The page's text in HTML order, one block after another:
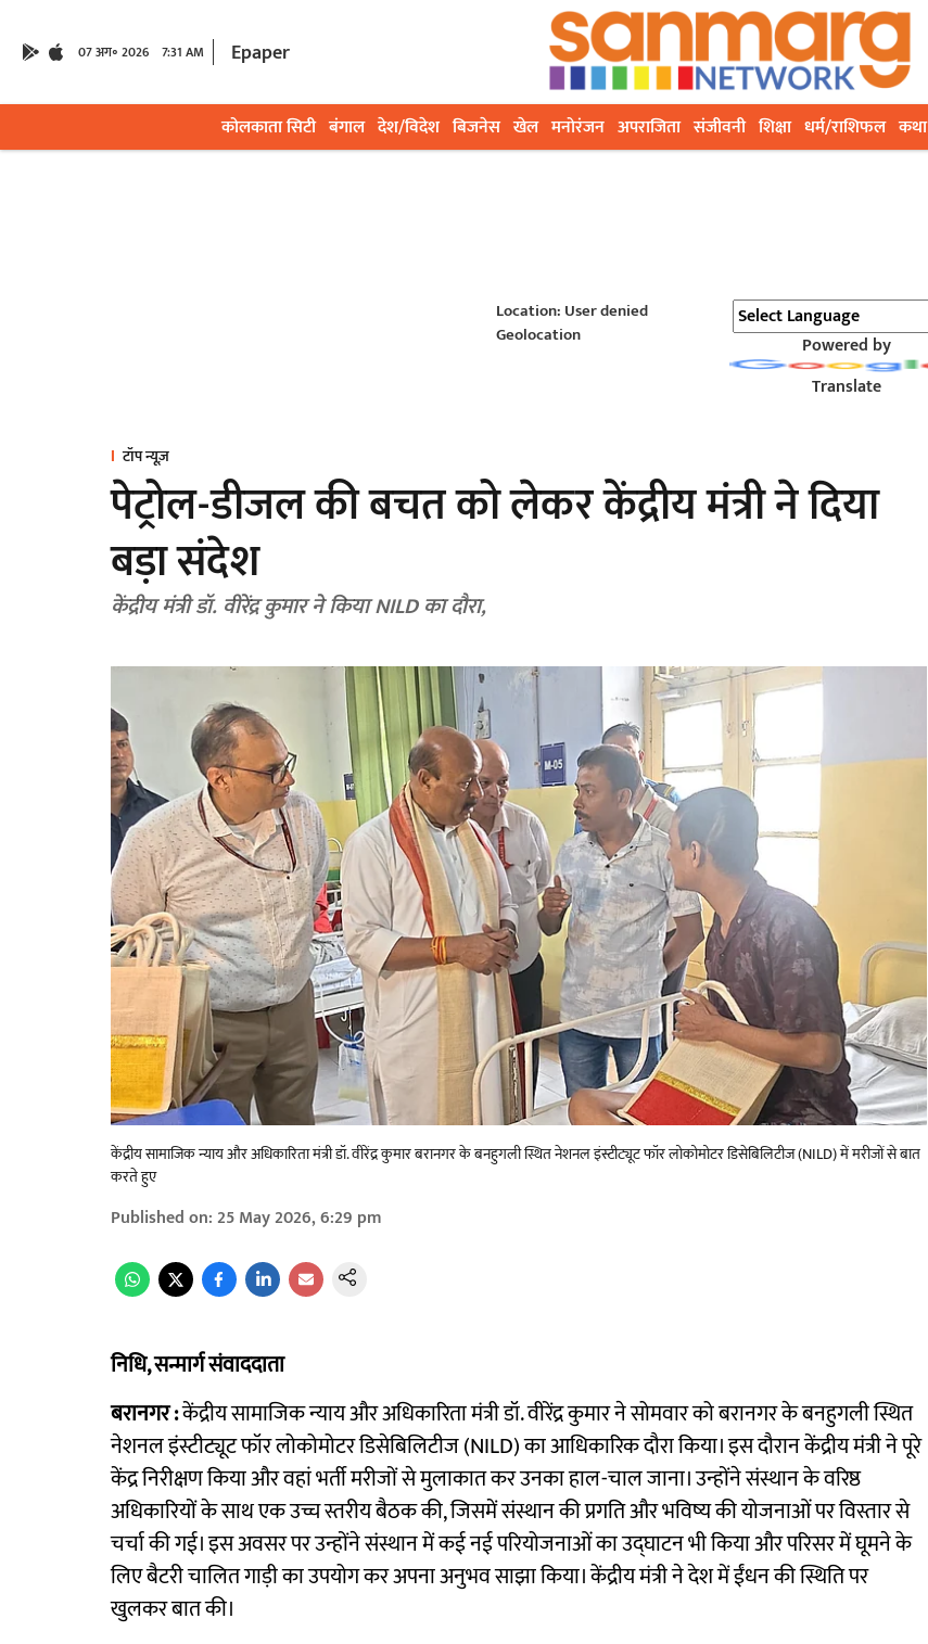
07 अग॰ 2026 7:31 AM Epaper
कोलकाता सिटी बंगाल देश/विदेश बिजनेस खेल मनोरंजन अपराजिता संजीवनी शिक्षा धर्म/राशिफल कथा
Location: User denied
Geolocation
Powered by
Translate
टॉप न्यूज़
पेट्रोल-डीजल की बचत को लेकर केंद्रीय मंत्री ने दिया
बड़ा संदेश
केंद्रीय मंत्री डॉ. वीरेंद्र कुमार ने किया NILD का दौरा,
केंद्रीय सामाजिक न्याय और अधिकारिता मंत्री डॉ. वीरेंद्र कुमार बरानगर के बनहुगली स्थित नेशनल इंस्टीट्यूट फॉर लोकोमोटर डिसेबिलिटीज (NILD) में मरीजों से बात
करते हुए
Published on:25 May 2026, 6:29 pm
निधि, सन्मार्ग संवाददाता
बरानगर :केंद्रीय सामाजिक न्याय और अधिकारिता मंत्री डॉ. वीरेंद्र कुमार ने सोमवार को बरानगर के बनहुगली स्थित
नेशनल इंस्टीट्यूट फॉर लोकोमोटर डिसेबिलिटीज (NILD) का आधिकारिक दौरा किया। इस दौरान केंद्रीय मंत्री ने पूरे
केंद्र निरीक्षण किया और वहां भर्ती मरीजों से मुलाकात कर उनका हाल-चाल जाना। उन्होंने संस्थान के वरिष्ठ
अधिकारियों के साथ एक उच्च स्तरीय बैठक की, जिसमें संस्थान की प्रगति और भविष्य की योजनाओं पर विस्तार से
चर्चा की गई। इस अवसर पर उन्होंने संस्थान में कई नई परियोजनाओं का उद्घाटन भी किया और परिसर में घूमने के
लिए बैटरी चालित गाड़ी का उपयोग कर अपना अनुभव साझा किया। केंद्रीय मंत्री ने देश में ईंधन की स्थिति पर
खुलकर बात की।